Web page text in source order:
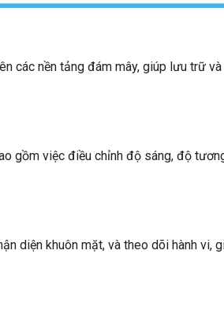
các nền tảng đám mây, giúp lưu trữ và
gồm việc điều chỉnh độ sáng, độ
diện khuôn mặt, và theo dõi hành vi,